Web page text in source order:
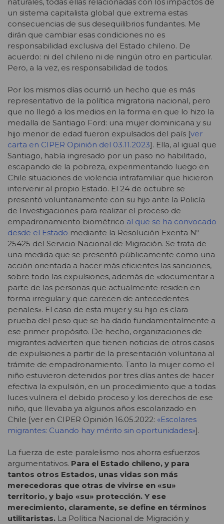
naturales, todas ellas relacionadas con los impactos de
un sistema capitalista global que extrema estas
consecuencias de sus desequilibrios fundantes. Me
dirán que cambiar esas condiciones no es
responsabilidad exclusiva del Estado chileno. De
acuerdo: ni del chileno ni de ningún otro en particular.
Pero, a la vez, es responsabilidad de todos.
Por los mismos días ocurrió un hecho que es más
representativo de la política migratoria nacional, pero
que no llegó a los medios en la forma en que lo hizo la
medalla de Santiago Ford: una mujer dominicana y su
hijo menor de edad fueron expulsados del país [ver
carta en CIPER Opinión del 03.11.2023]. Ella, al igual que
Santiago, había ingresado por un paso no habilitado,
escapando de la pobreza, experimentando luego en
Chile situaciones de violencia intrafamiliar que hicieron
intervenir al propio Estado. El 24 de octubre se
presentó voluntariamente con su hijo ante la Policía
de Investigaciones para realizar el proceso de
empadronamiento biométrico al que se ha convocado
desde el Estado mediante la Resolución Exenta Nº
25425 del Servicio Nacional de Migración. Se trata de
una medida que se presentó públicamente como una
acción orientada a hacer más eficientes las sanciones,
sobre todo las expulsiones, además de «documentar a
parte de las personas que actualmente residen en
forma irregular y que carecen de antecedentes
penales». El caso de esta mujer y su hijo es clara
prueba del peso que se ha dado fundamentalmente a
ese primer propósito. De hecho, organizaciones de
migrantes advierten que tienen noticias de otros casos
de expulsiones a partir de la presentación voluntaria al
trámite de empadronamiento. Tanto la mujer como el
niño estuvieron detenidos por tres días antes de hacer
efectiva la expulsión, en un procedimiento que a todas
luces vulnera el debido proceso y los derechos de ese
niño, que llevaba ya algunos años escolarizado en
Chile [ver en CIPER Opinión 16.05.2022: «Escolares
migrantes: Cuando hay mérito sin oportunidades»].
La fuerza de este paralelismo nos ahorra esfuerzos
argumentativos. Para el Estado chileno, y para
tantos otros Estados, unas vidas son más
merecedoras que otras de vivirse en «su»
territorio, y bajo «su» protección. Y ese
merecimiento, claramente, se define en términos
utilitaristas. La Política Nacional de Migración y